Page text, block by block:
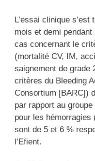
L’essai clinique s’est
mois et demi pendant
cas concernant le
(mortalité CV, IM,
saignement de grade
critères du Bleeding
Consortium [BARC])
par rapport au
pour les hémorragies
sont de 5 et 6 %
l’Efient.